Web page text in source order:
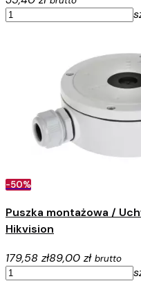
-50%
Puszka montażowa /
Hikvision
179,58 zł89,00 zł brutto